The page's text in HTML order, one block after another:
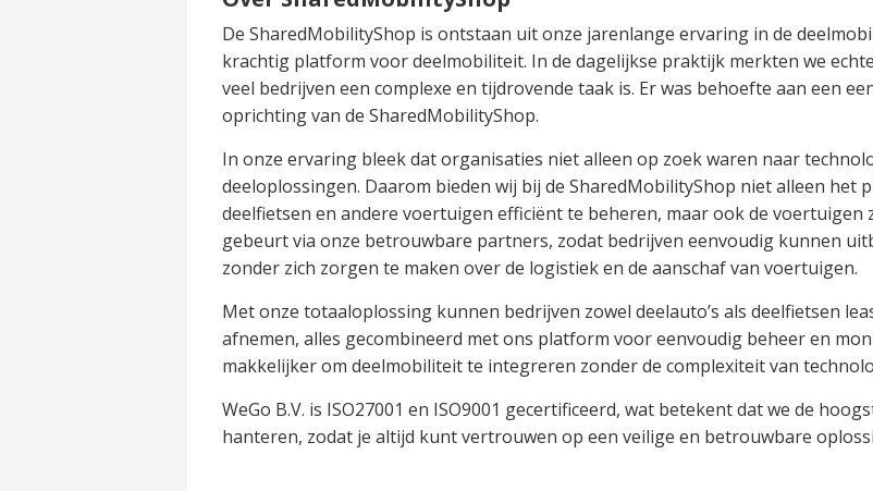
De SharedMobilityShop is ontstaan uit onze jarenlange ervaring in de
krachtig platform voor deelmobiliteit. In de dagelijkse praktijk merkten we
veel bedrijven een complexe en tijdrovende taak is. Er was behoefte aan een
oprichting van de SharedMobilityShop.
In onze ervaring bleek dat organisaties niet alleen op zoek waren naar
deeloplossingen. Daarom bieden wij bij de SharedMobilityShop niet alleen het
deelfietsen en andere voertuigen efficiënt te beheren, maar ook de voertuigen
gebeurt via onze betrouwbare partners, zodat bedrijven eenvoudig kunnen
zonder zich zorgen te maken over de logistiek en de aanschaf van voertuigen.
Met onze totaaloplossing kunnen bedrijven zowel deelauto’s als deelfietsen
afnemen, alles gecombineerd met ons platform voor eenvoudig beheer en
makkelijker om deelmobiliteit te integreren zonder de complexiteit van
WeGo B.V. is ISO27001 en ISO9001 gecertificeerd, wat betekent dat we de
hanteren, zodat je altijd kunt vertrouwen op een veilige en betrouwbare